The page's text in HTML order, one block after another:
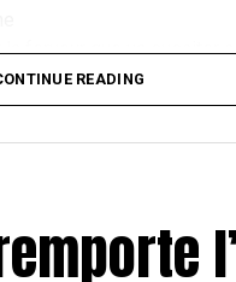
ferveur que va susciter
de poker sur plus de 9
12 jours de
son tournoi principal,
52 tournois qui seront
READING